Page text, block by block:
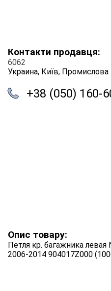
Контакти продавця:
6062
Украина, Київ, Промислова
+38 (050) 160-
Опис товару:
Петля кр. багажника левая
2006-2014 904017Z000